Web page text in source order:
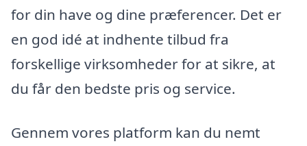
for din have og dine præferencer. Det er
en god idé at indhente tilbud fra
forskellige virksomheder for at sikre, at
du får den bedste pris og service.
Gennem vores platform kan du nemt